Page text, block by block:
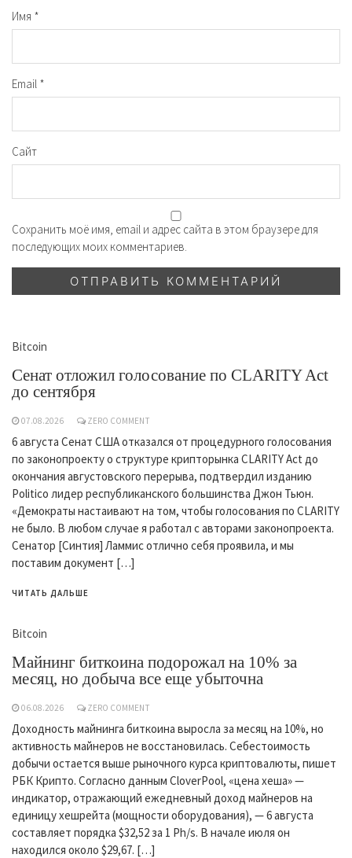
Имя *
Email *
Сайт
Сохранить моё имя, email и адрес сайта в этом браузере для
последующих моих комментариев.
Bitcoin
Сенат отложил голосование по CLARITY Act
до сентября
07.08.2026 ZERO COMMENT
6 августа Сенат США отказался от процедурного голосования
по законопроекту о структуре крипторынка CLARITY Act до
окончания августовского перерыва, подтвердил изданию
Politico лидер республиканского большинства Джон Тьюн.
«Демократы настаивают на том, чтобы голосования по CLARITY
не было. В любом случае я работал с авторами законопроекта.
Сенатор [Синтия] Ламмис отлично себя проявила, и мы
поставим документ […]
ЧИТАТЬ ДАЛЬШЕ
Bitcoin
Майнинг биткоина подорожал на 10% за
месяц, но добыча все еще убыточна
06.08.2026 ZERO COMMENT
Доходность майнинга биткоина выросла за месяц на 10%, но
активность майнеров не восстановилась. Себестоимость
добычи остается выше рыночного курса криптовалюты, пишет
РБК Крипто. Согласно данным CloverPool, «цена хеша» —
индикатор, отражающий ежедневный доход майнеров на
единицу хешрейта (мощности оборудования), — 6 августа
составляет порядка $32,52 за 1 Ph/s. В начале июля он
находился около $29,67. […]